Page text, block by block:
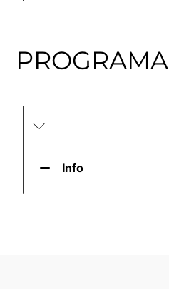
PROGRAMA
Info